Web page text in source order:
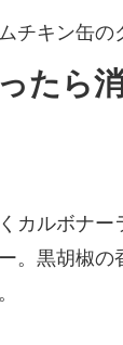
チキン缶の
たら
カルボナー
。黒胡椒の